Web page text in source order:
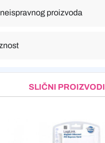
proizvoda
SLIČNI PROIZVODI